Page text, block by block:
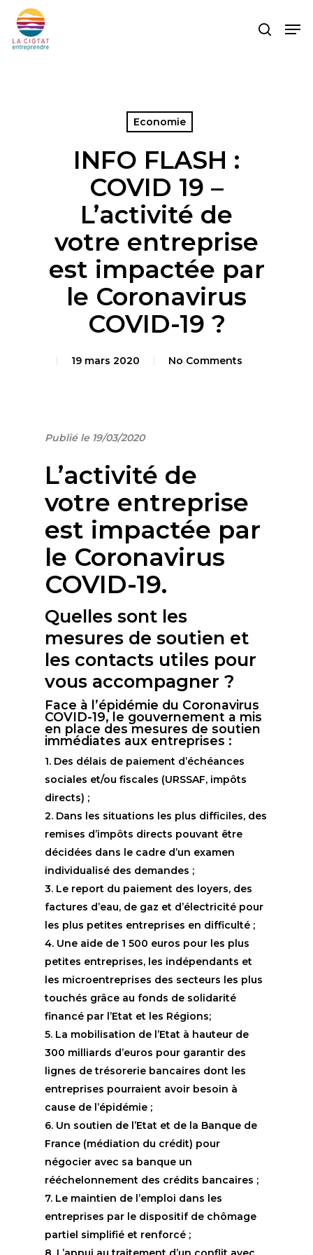
main
search
Economie
INFO FLASH :
COVID 19 –
L’activité de
votre entreprise
est impactée par
le Coronavirus
COVID-19 ?
19 mars 2020 No Comments
Publié le 19/03/2020
L’activité de
votre entreprise
est impactée par
le Coronavirus
COVID-19.
Quelles sont les
mesures de soutien et
les contacts utiles pour
vous accompagner ?
Face à l’épidémie du Coronavirus
COVID-19, le gouvernement a mis
en place des mesures de soutien
immédiates aux entreprises :
1. Des délais de paiement d’échéances
sociales et/ou fiscales (URSSAF, impôts
directs) ;
2. Dans les situations les plus difficiles, des
remises d’impôts directs pouvant être
décidées dans le cadre d’un examen
individualisé des demandes ;
3. Le report du paiement des loyers, des
factures d’eau, de gaz et d’électricité pour
les plus petites entreprises en difficulté ;
4. Une aide de 1 500 euros pour les plus
petites entreprises, les indépendants et
les microentreprises des secteurs les plus
touchés grâce au fonds de solidarité
financé par l’Etat et les Régions;
5. La mobilisation de l’Etat à hauteur de
300 milliards d’euros pour garantir des
lignes de trésorerie bancaires dont les
entreprises pourraient avoir besoin à
cause de l’épidémie ;
6. Un soutien de l’Etat et de la Banque de
France (médiation du crédit) pour
négocier avec sa banque un
rééchelonnement des crédits bancaires ;
7. Le maintien de l’emploi dans les
entreprises par le dispositif de chômage
partiel simplifié et renforcé ;